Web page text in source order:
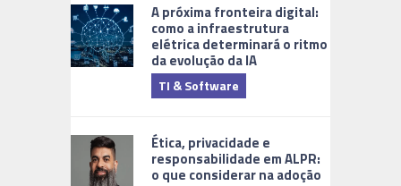
A próxima fronteira digital:
como a infraestrutura
elétrica determinará o ritmo
da evolução da IA
TI & Software
Ética, privacidade e
responsabilidade em ALPR:
o que considerar na adoção